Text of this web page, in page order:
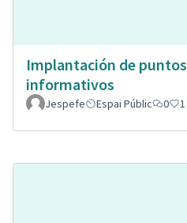
Implantación de puntos
informativos
Jespefe Espai Públic 0 1